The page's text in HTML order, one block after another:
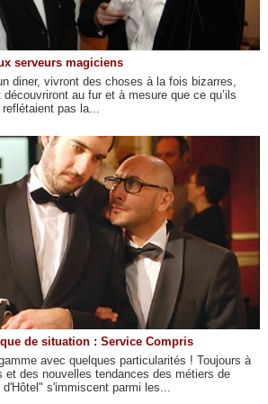
serveurs magiciens
diner, vivront des choses à la fois bizarres,
au fur et à mesure que ce qu’ils
pas la...
de situation : Service Compris
avec quelques particularités ! Toujours à
et des nouvelles tendances des métiers de
s'immiscent parmi les...